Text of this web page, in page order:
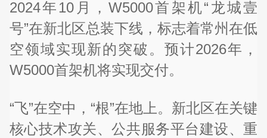
2024年10月，W5000首架机“龙城壹
号”在新北区总装下线，标志着常州在低
空领域实现新的突破。预计2026年，
W5000首架机将实现交付。
“飞”在空中，“根”在地上。新北区在关键
核心技术攻关、公共服务平台建设、重